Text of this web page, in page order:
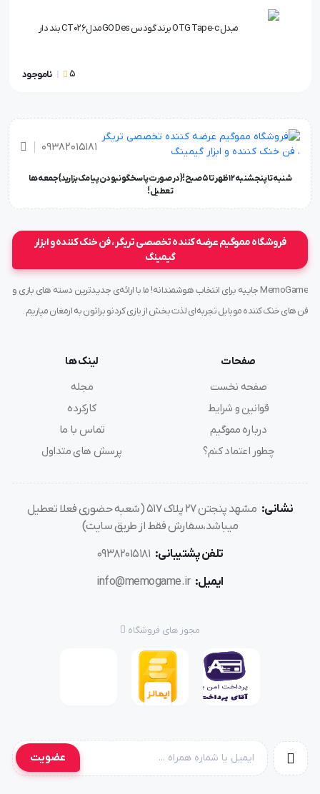
مبدل OTG Tape-c برند گودس GO DesمدلCT026 بند دار
5 ناموجود
۰۹۳۸۲۰۱۵۱۸۱
شنبه تا پنجشنبه ۱۲ ظهر تا 5 صبح!{در صورت پاسخگو نبودن پیامک بزارید} جمعه ها
تعطیل !
فروشگاه مموگیم عرضه کننده تخصصی تریگر ، فن خنک کننده و ابزار
گیمینگ
MemoGame جاییه برای انتخاب هوشمندانه! ما با ارائه‌ی جدیدترین دسته های بازی و
فن های خنک کننده موبایل تجربه‌ای لذت بخش از بازی کردنو براتون به ارمغان میاریم .
صفحات
صفحه نخست
قوانین و شرایط
درباره مموگیم
چطور اعتماد کنم؟
لینک ها
مجله
کارکرده
تماس با ما
پرسش های متداول
نشانی:
مشهد پنجتن ۲۷ پلاک ۵۱۷ (شعبه حضوری فعلا تعطیل
میباشد،سفارش فقط از طریق سایت)
تلفن پشتیبانی: ۰۹۳۸۲۰۱۵۱۸۱
ایمیل: info@memogame.ir
مجوز های فروشگاه
عضویت